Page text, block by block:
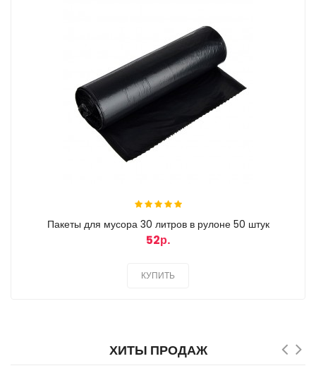
Пакеты для мусора 30 литров в рулоне 50 штук
52р.
КУПИТЬ
ХИТЫ ПРОДАЖ